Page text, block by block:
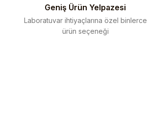
Geniş Ürün Yelpazesi
Laboratuvar ihtiyaçlarına özel binlerce
ürün seçeneği